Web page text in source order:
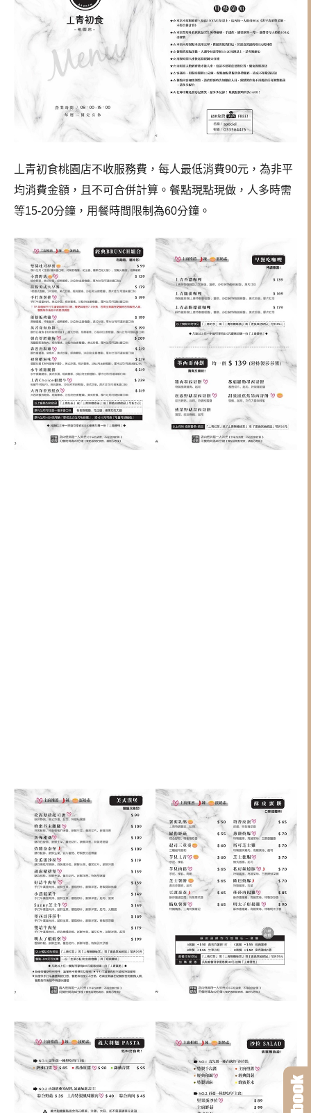
丄青初食桃園店不收服務費，每人最低消費90元，為非平
均消費金額，且不可合併計算。餐點現點現做，人多時需
等15-20分鐘，用餐時間限制為60分鐘。